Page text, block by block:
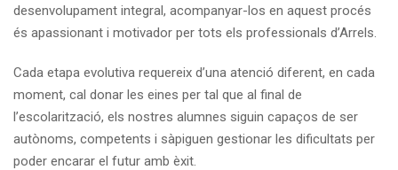
desenvolupament integral, acompanyar-los en aquest procés
és apassionant i motivador per tots els professionals d’Arrels.
Cada etapa evolutiva requereix d’una atenció diferent, en cada
moment, cal donar les eines per tal que al final de
l’escolarització, els nostres alumnes siguin capaços de ser
autònoms, competents i sàpiguen gestionar les dificultats per
poder encarar el futur amb èxit.